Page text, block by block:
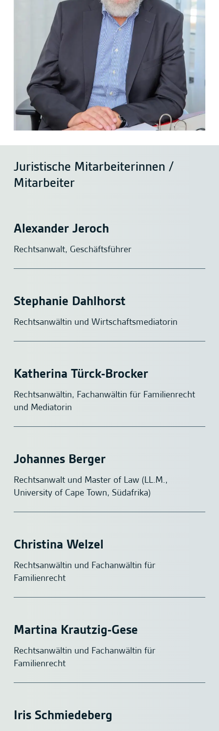
Juristische Mitarbeiterinnen /
Mitarbeiter
Alexander Jeroch
Rechtsanwalt, Geschäftsführer
Stephanie Dahlhorst
Rechtsanwältin und Wirtschaftsmediatorin
Katherina Türck-Brocker
Rechtsanwältin, Fachanwältin für Familienrecht
und Mediatorin
Johannes Berger
Rechtsanwalt und Master of Law (LL.M.,
University of Cape Town, Südafrika)
Christina Welzel
Rechtsanwältin und Fachanwältin für
Familienrecht
Martina Krautzig-Gese
Rechtsanwältin und Fachanwältin für
Familienrecht
Iris Schmiedeberg